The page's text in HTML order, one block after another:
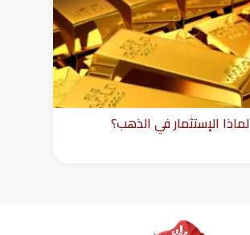
لماذا الإستثمار في الذهب؟